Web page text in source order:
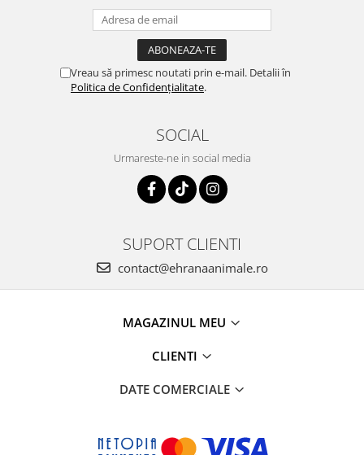
Vreau să primesc noutati prin e-mail. Detalii în
Politica de Confidențialitate.
SOCIAL
Urmareste-ne in social media
SUPORT CLIENTI
contact@ehranaanimale.ro
MAGAZINUL MEU
CLIENTI
DATE COMERCIALE